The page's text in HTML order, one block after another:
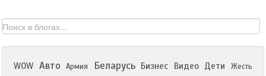
WOW Авто Армия Беларусь Бизнес Видео Дети
Жесть